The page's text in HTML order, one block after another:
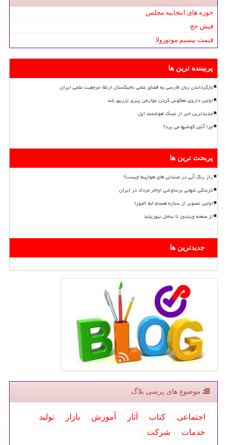
حوزه های انتخابیه مجلس
فیش حج
قیمت بیسیم موتورولا
پربیننده ترین ها
بازگرداندن زبان فارسی به فضای علمی تاجیکستان ارتقاء مرجعیت علمی ایران
اولین داروی معکوس کردن عوارض پیری تزریق شد
جدیدترین خبر از عینک هوشمند اپل
چرا آنتن گوشیها می پرد؟
پربحث ترین ها
راز رنگ آبی در صندلی های هواپیما چیست؟
بارندگی شهابی برساوشی اواخر مرداد در ایران
اولین تصویر از ستاره همدم ابط الجوزا
از صفحه ویندوز تا ساحل نیوزیلند
جدیدترین ها
موضوع های پرسی بلاگ
اجتماعی كتاب آثار آموزش بازار
تولید
خدمات
شركت